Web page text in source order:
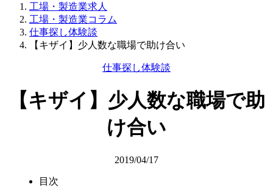
工場・製造業求人
工場・製造業コラム
仕事探し体験談
【キザイ】少人数な職場で助け合い
仕事探し体験談
【キザイ】少人数な職場で助
け合い
2019/04/17
目次